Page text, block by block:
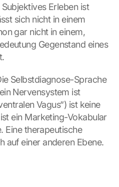
Erleben ist
sich nicht in einem
gar nicht in einem,
Gegenstand eines
Selbstdiagnose-Sprache
Nervensystem ist
Vagus“) ist keine
ein Marketing-Vokabular
Eine therapeutische
auf einer anderen Ebene.